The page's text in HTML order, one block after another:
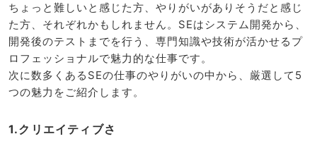
ちょっと難しいと感じた方、やりがいがありそうだと感じ
た方、それぞれかもしれません。SEはシステム開発から、
開発後のテストまでを行う、専門知識や技術が活かせるプ
ロフェッショナルで魅力的な仕事です。
次に数多くあるSEの仕事のやりがいの中から、厳選して5
つの魅力をご紹介します。
1.クリエイティブさ